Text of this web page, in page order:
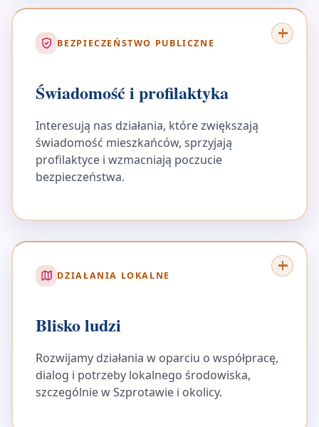
BEZPIECZEŃSTWO PUBLICZNE
Świadomość i profilaktyka
Interesują nas działania, które zwiększają
świadomość mieszkańców, sprzyjają
profilaktyce i wzmacniają poczucie
bezpieczeństwa.
DZIAŁANIA LOKALNE
Blisko ludzi
Rozwijamy działania w oparciu o współpracę,
dialog i potrzeby lokalnego środowiska,
szczególnie w Szprotawie i okolicy.